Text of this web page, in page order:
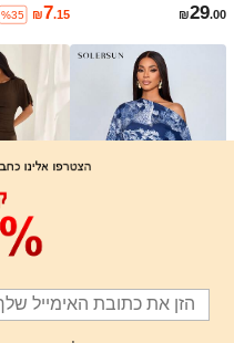
₪29.00
₪7.15
%35